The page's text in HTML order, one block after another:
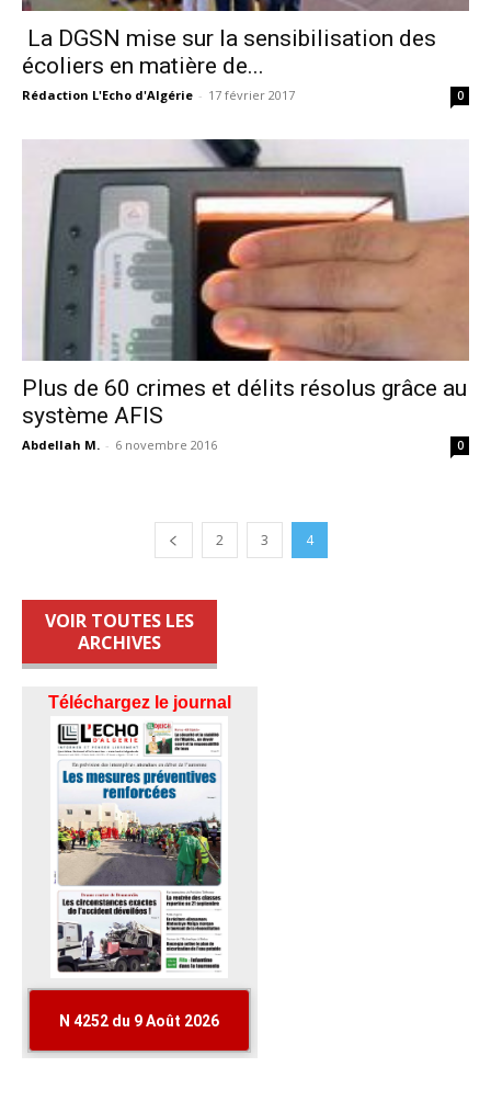
La DGSN mise sur la sensibilisation des
écoliers en matière de...
Rédaction L'Echo d'Algérie - 17 février 2017 0
Plus de 60 crimes et délits résolus grâce au
système AFIS
Abdellah M. - 6 novembre 2016 0
2 3 4
VOIR TOUTES LES
ARCHIVES